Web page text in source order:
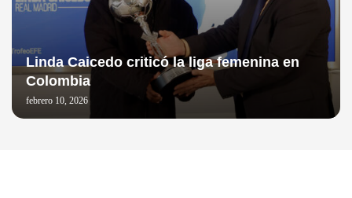
Linda Caicedo criticó la liga femenina en
Colombia
febrero 10, 2026